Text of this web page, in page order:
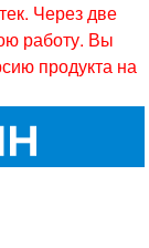
Через две
работу. Вы
продукта на